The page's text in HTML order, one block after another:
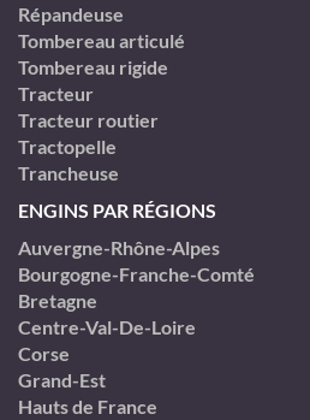
Répandeuse
Tombereau articulé
Tombereau rigide
Tracteur
Tracteur routier
Tractopelle
Trancheuse
ENGINS PAR RÉGIONS
Auvergne-Rhône-Alpes
Bourgogne-Franche-Comté
Bretagne
Centre-Val-De-Loire
Corse
Grand-Est
Hauts de France